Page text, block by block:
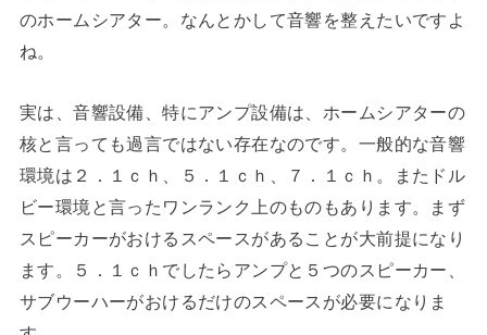
のホームシアター。なんとかして音響を整えたいですよ
ね。
実は、音響設備、特にアンプ設備は、ホームシアターの
核と言っても過言ではない存在なのです。一般的な音響
環境は２．１ｃｈ、５．１ｃｈ、７．１ｃｈ。またドル
ビー環境と言ったワンランク上のものもあります。まず
スピーカーがおけるスペースがあることが大前提になり
ます。５．１ｃｈでしたらアンプと５つのスピーカー、
サブウーハーがおけるだけのスペースが必要になりま